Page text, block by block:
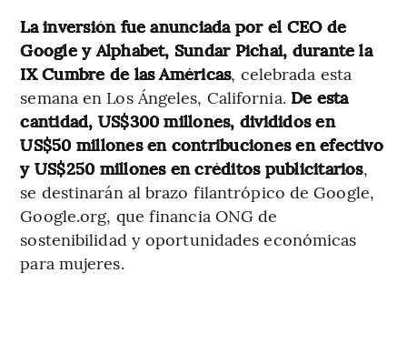
La inversión fue anunciada por el CEO de
Google y Alphabet, Sundar Pichai, durante la
IX Cumbre de las Américas, celebrada esta
semana en Los Ángeles, California. De esta
cantidad, US$300 millones, divididos en
US$50 millones en contribuciones en efectivo
y US$250 millones en créditos publicitarios,
se destinarán al brazo filantrópico de Google,
Google.org, que financia ONG de
sostenibilidad y oportunidades económicas
para mujeres.